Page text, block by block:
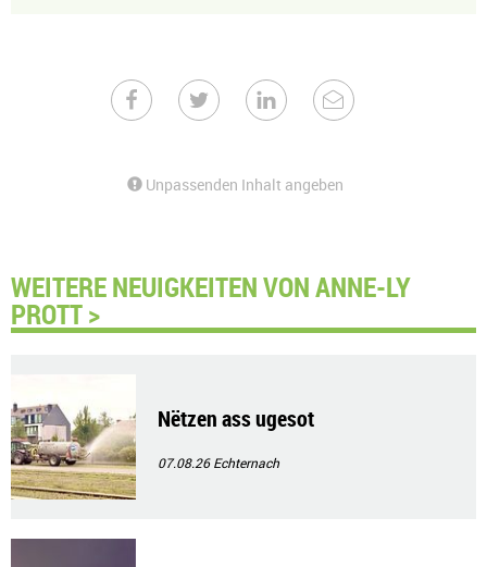
Unpassenden Inhalt angeben
WEITERE NEUIGKEITEN VON ANNE-LY
PROTT >
Nëtzen ass ugesot
07.08.26Echternach